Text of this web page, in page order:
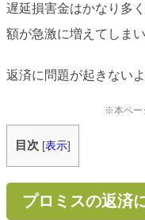
遅延損害金はかなり多
額が急激に増えてしまい
返済に問題が起きない
※本ペー
目次 [表示]
プロミスの返済